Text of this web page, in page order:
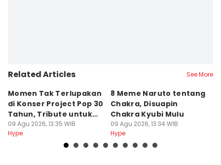
Related Articles See More
Momen Tak Terlupakan
di Konser Project Pop 30
Tahun, Tribute untuk
Oon
09 Agu 2026, 13:35 WIB
Hype
8 Meme Naruto tentang
Chakra, Disuapin
Chakra Kyubi Mulu
09 Agu 2026, 13:34 WIB
Hype